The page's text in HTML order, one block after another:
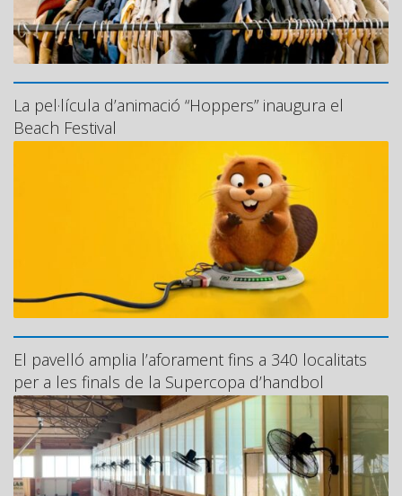
La pel·lícula d’animació “Hoppers” inaugura el
Beach Festival
El pavelló amplia l’aforament fins a 340 localitats
per a les finals de la Supercopa d’handbol